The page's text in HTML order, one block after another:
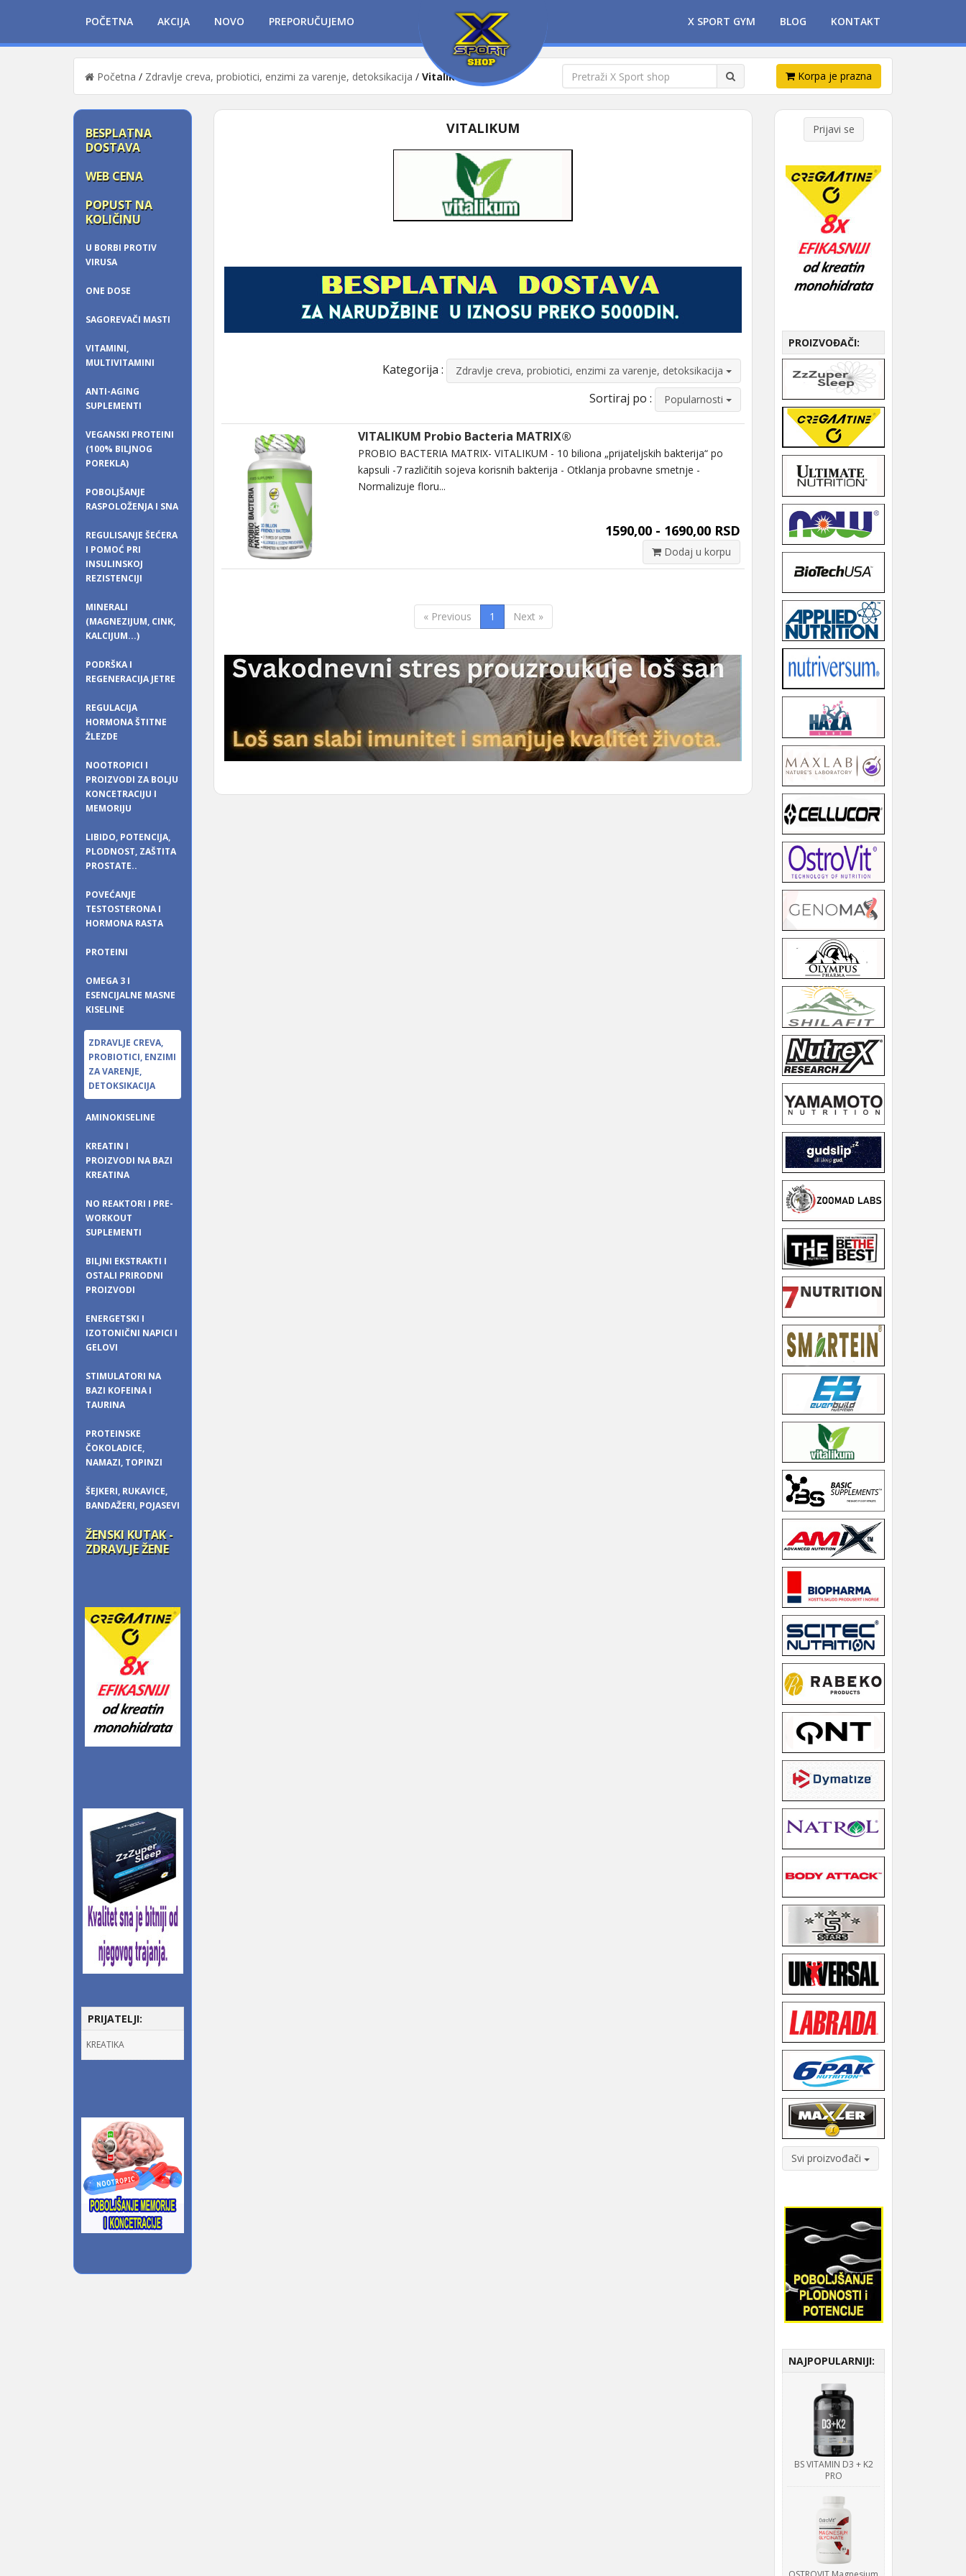
POČETNA AKCIJA NOVO PREPORUČUJEMO X SPORT GYM BLOG KONTAKT
Početna / Zdravlje creva, probiotici, enzimi za varenje, detoksikacija / Vitalikum Korpa je prazna
BESPLATNA
DOSTAVA
WEB CENA
POPUST NA
KOLIČINU
U BORBI PROTIV
VIRUSA
ONE DOSE
SAGOREVAČI MASTI
VITAMINI,
MULTIVITAMINI
ANTI-AGING
SUPLEMENTI
VEGANSKI PROTEINI
(100% BILJNOG
POREKLA)
POBOLJŠANJE
RASPOLOŽENJA I SNA
REGULISANJE ŠEĆERA
I POMOĆ PRI
INSULINSKOJ
REZISTENCIJI
MINERALI
(MAGNEZIJUM, CINK,
KALCIJUM...)
PODRŠKA I
REGENERACIJA JETRE
REGULACIJA
HORMONA ŠTITNE
ŽLEZDE
NOOTROPICI I
PROIZVODI ZA BOLJU
KONCETRACIJU I
MEMORIJU
LIBIDO, POTENCIJA,
PLODNOST, ZAŠTITA
PROSTATE..
POVEĆANJE
TESTOSTERONA I
HORMONA RASTA
PROTEINI
OMEGA 3 I
ESENCIJALNE MASNE
KISELINE
ZDRAVLJE CREVA,
PROBIOTICI, ENZIMI
ZA VARENJE,
DETOKSIKACIJA
AMINOKISELINE
KREATIN I
PROIZVODI NA BAZI
KREATINA
NO REAKTORI I PRE-
WORKOUT
SUPLEMENTI
BILJNI EKSTRAKTI I
OSTALI PRIRODNI
PROIZVODI
ENERGETSKI I
IZOTONIČNI NAPICI I
GELOVI
STIMULATORI NA
BAZI KOFEINA I
TAURINA
PROTEINSKE
ČOKOLADICE,
NAMAZI, TOPINZI
ŠEJKERI, RUKAVICE,
BANDAŽERI, POJASEVI
ŽENSKI KUTAK -
ZDRAVLJE ŽENE
PRIJATELJI:
KREATIKA
VITALIKUM
Kategorija : Zdravlje creva, probiotici, enzimi za varenje, detoksikacija
Sortiraj po : Popularnosti
VITALIKUM Probio Bacteria MATRIX®
PROBIO BACTERIA MATRIX- VITALIKUM - 10 biliona „prijateljskih bakterija“ po
kapsuli -7 različitih sojeva korisnih bakterija - Otklanja probavne smetnje -
Normalizuje floru...
1590,00 - 1690,00 RSD
Dodaj u korpu
« Previous 1 Next »
Prijavi se
PROIZVOĐAČI:
Svi proizvođači
NAJPOPULARNIJI:
BS VITAMIN D3 + K2
PRO